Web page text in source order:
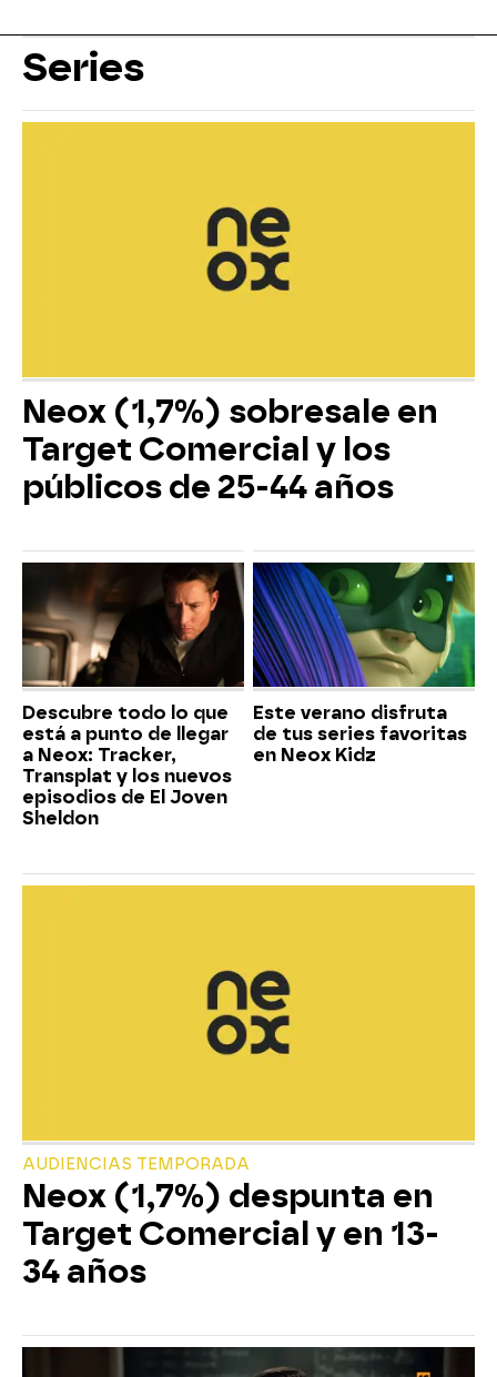
Series
Neox (1,7%) sobresale en
Target Comercial y los
públicos de 25-44 años
Descubre todo lo que
está a punto de llegar
a Neox: Tracker,
Transplat y los nuevos
episodios de El Joven
Sheldon
Este verano disfruta
de tus series favoritas
en Neox Kidz
AUDIENCIAS TEMPORADA
Neox (1,7%) despunta en
Target Comercial y en 13-
34 años